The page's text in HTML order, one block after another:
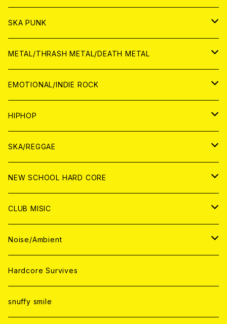
CD
CD
ANALOG
WORLD
CD
ANALOG
JAPAN
CD
ANALOG
WORLD
CD
ANALOG
SKA PUNK
JAPAN
CD
ANALOG
WORLD
CD
ANALOG
METAL/THRASH METAL/DEATH METAL
JAPAN
CD
ANALOG
WORLD
ANALOG
CD
EMOTIONAL/INDIE ROCK
JAPAN
CD
ANALOG
WORLD
CD
ANALOG
HIPHOP
JAPAN
CD
ANALOG
WORLD
CD
ANALOG
SKA/REGGAE
JAPAN
CD
ANALOG
WORLD
CD
ANALOG
NEW SCHOOL HARD CORE
JAPAN
CD
ANALOG
WORLD
CD
ANALOG
CLUB MISIC
JAPAN
CD
ANALOG
WORLD
CD
Noise/Ambient
JAPAN
CD
WORLD
Hardcore Survives
snuffy smile